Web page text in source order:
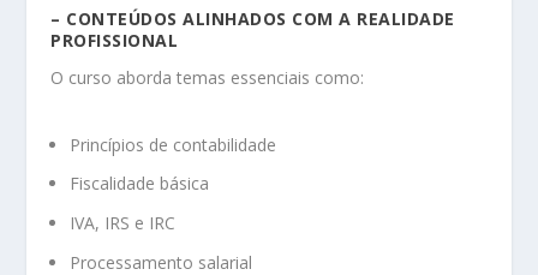
– CONTEÚDOS ALINHADOS COM A REALIDADE
PROFISSIONAL
O curso aborda temas essenciais como:
Princípios de contabilidade
Fiscalidade básica
IVA, IRS e IRC
Processamento salarial